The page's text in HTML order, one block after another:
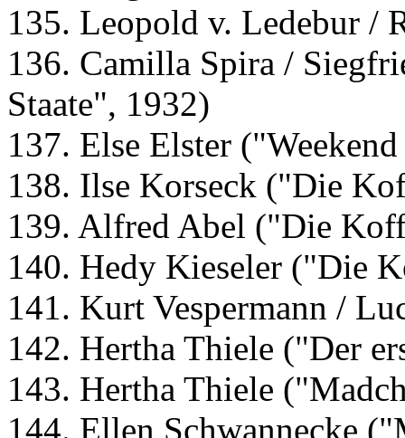
135. Leopold v. Ledebur /
136. Camilla Spira /
Staate", 1932)
137. Else Elster
138. Ilse Korseck ("Die
139. Alfred Abel ("Die
140. Hedy Kieseler ("Die
141. Kurt Vespermann /
142. Hertha Thiele ("Der
143. Hertha Thiele
144. Ellen Schwannecke